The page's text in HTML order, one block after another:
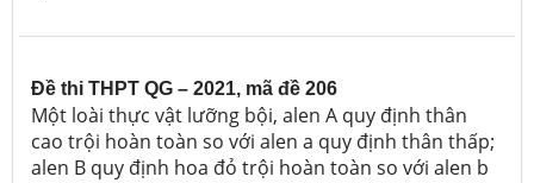
Đề thi THPT QG – 2021, mã đề 206
Một loài thực vật lưỡng bội, alen A quy định thân
cao trội hoàn toàn so với alen a quy định thân thấp;
alen B quy định hoa đỏ trội hoàn toàn so với alen b